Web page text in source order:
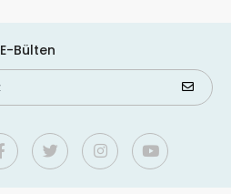
E-Bülten